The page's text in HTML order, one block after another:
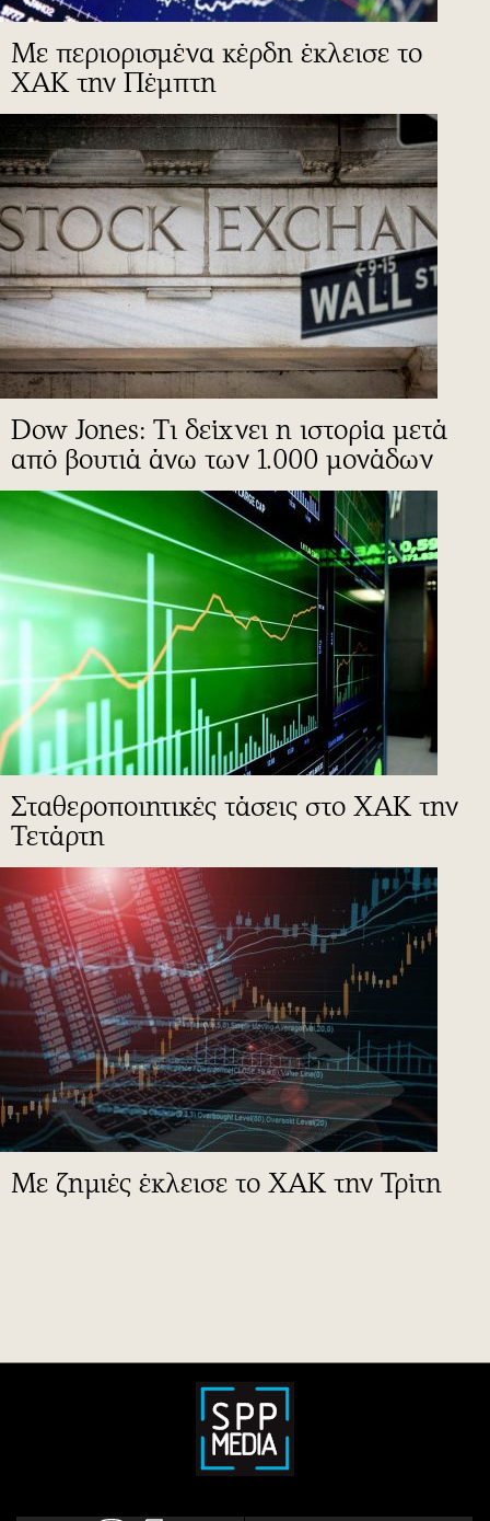
Με περιορισμένα κέρδη έκλεισε το
ΧΑΚ την Πέμπτη
Dow Jones: Τι δείχνει η ιστορία μετά
από βουτιά άνω των 1.000 μονάδων
Σταθεροποιητικές τάσεις στο ΧΑΚ την
Τετάρτη
Με ζημιές έκλεισε το ΧΑΚ την Τρίτη